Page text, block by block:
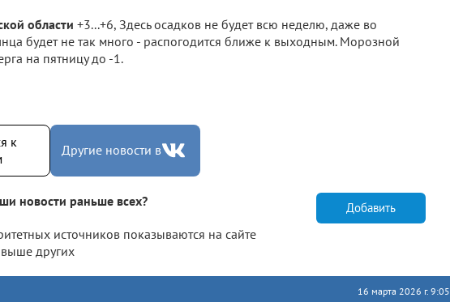
области +3...+6, Здесь осадков не будет всю неделю, даже во
будет не так много - распогодится ближе к выходным. Морозной
на пятницу до -1.
к
Другие новости в
новости раньше всех?
источников показываются на сайте
других
Добавить
16 марта 2026 г. 9:05